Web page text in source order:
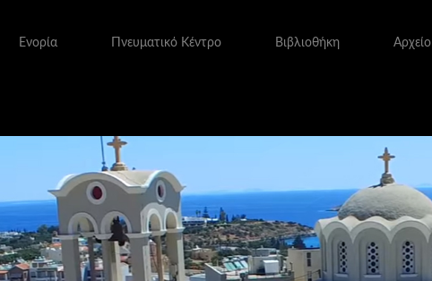
Ενορία Πνευματικό Κέντρο Βιβλιοθήκη Αρχείο